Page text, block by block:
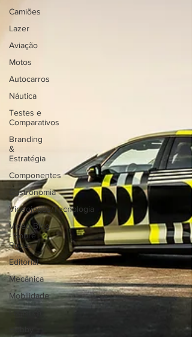
Camiões
Lazer
Aviação
Motos
Autocarros
Náutica
Testes e
Comparativos
Branding
&
Estratégia
Componentes
Gastronomia
Videojogos/Tecnologia
Vídeo Blog
- Sobre
Rodas
Editorial
Mecânica
Mobilidade
Logística